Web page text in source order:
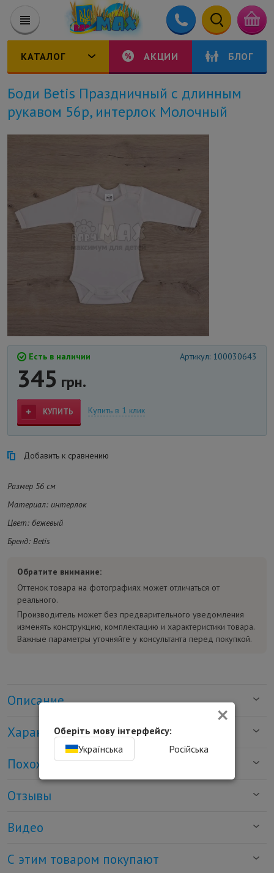
КАТАЛОГ АКЦИИ БЛОГ
Боди Betis Праздничный с длинным
рукавом 56р, интерлок Молочный
Есть в наличии Артикул: 100030643
345 грн.
КУПИТЬ Купить в 1 клик
Добавить к сравнению
Размер 56 см
Материал: интерлок
Цвет: бежевый
Бренд: Betis
Обратите внимание:
Оттенок товара на фотографиях может отличаться от
реального.
Производитель может без предварительного уведомления
изменять конструкцию, комплектацию и характеристики товара.
Важные параметры уточняйте у консультанта перед покупкой.
Описание
Характеристики
Похожие товары
Отзывы
Видео
С этим товаром покупают
×
Оберіть мову інтерфейсу:
Українська
Російська